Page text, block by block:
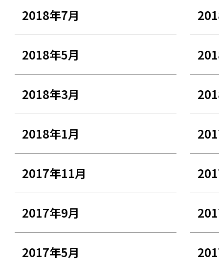
2018年7月
2018年5月
2018年3月
2018年1月
2017年11月
2017年9月
2017年5月